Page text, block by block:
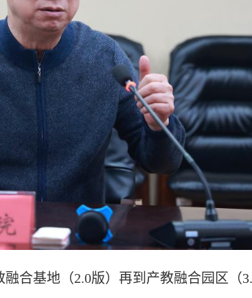
融合基地（2.0版）再到产教融合园区（